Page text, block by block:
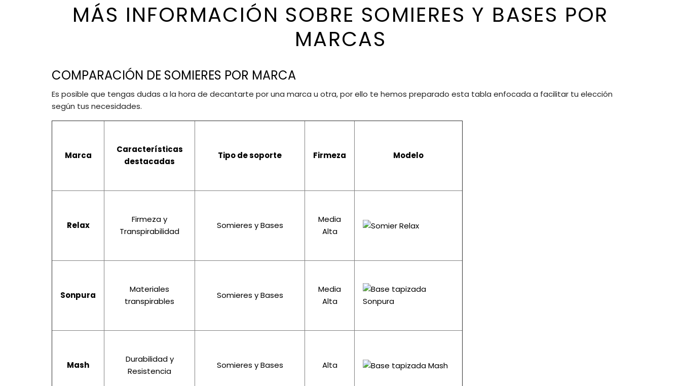
MÁS INFORMACIÓN SOBRE SOMIERES Y BASES POR
MARCAS
COMPARACIÓN DE SOMIERES POR MARCA
Es posible que tengas dudas a la hora de decantarte por una marca u otra, por ello te hemos preparado esta tabla enfocada a facilitar tu elección
según tus necesidades.
Marca
Características
destacadas
Tipo de soporte Firmeza Modelo
Relax
Firmeza y
Transpirabilidad
Somieres y Bases
Media
Alta
Sonpura
Materiales
transpirables
Somieres y Bases
Media
Alta
Mash
Durabilidad y
Resistencia
Somieres y Bases Alta